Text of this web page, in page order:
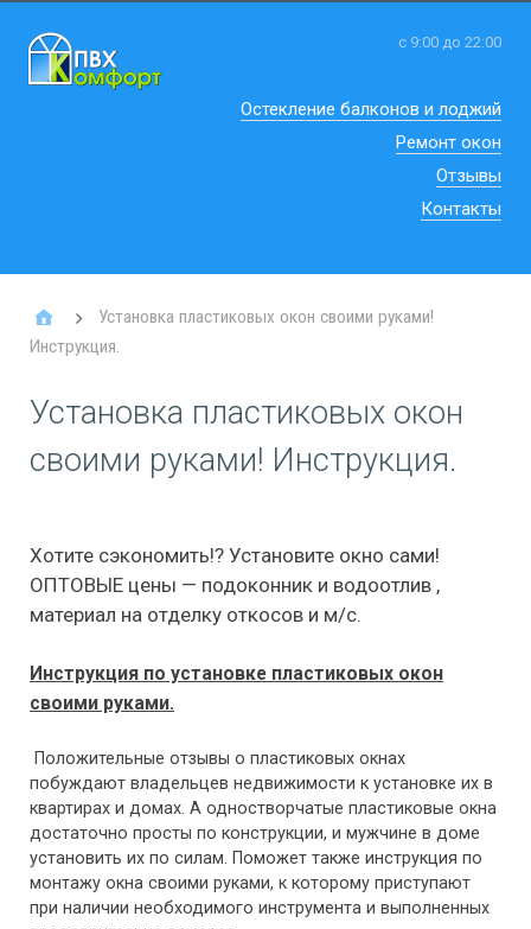
с 9:00 до 22:00
Остекление балконов и лоджий
Ремонт окон
Отзывы
Контакты
Установка пластиковых окон своими руками!
Инструкция.
Установка пластиковых окон
своими руками! Инструкция.
Хотите сэкономить!? Установите окно сами!
ОПТОВЫЕ цены — подоконник и водоотлив ,
материал на отделку откосов и м/с.
Инструкция по установке пластиковых окон
своими руками.
Положительные отзывы о пластиковых окнах
побуждают владельцев недвижимости к установке их в
квартирах и домах. А одностворчатые пластиковые окна
достаточно просты по конструкции, и мужчине в доме
установить их по силам. Поможет также инструкция по
монтажу окна своими руками, к которому приступают
при наличии необходимого инструмента и выполненных